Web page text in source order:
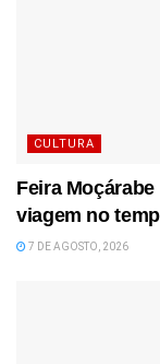
CULTURA
Feira
viagem no
7 DE AGOSTO, 2026